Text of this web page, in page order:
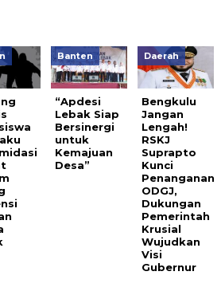
Banten
“Apdesi
Lebak Siap
Bersinergi
untuk
Kemajuan
Desa”
Daerah
Bengkulu
Jangan
Lengah!
RSKJ
Suprapto
Kunci
Penanganan
ODGJ,
Dukungan
Pemerintah
Krusial
Wujudkan
Visi
Gubernur